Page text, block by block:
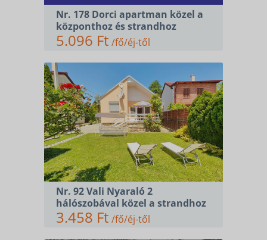
Nr. 178 Dorci apartman közel a
központhoz és strandhoz
5.096 Ft /fő/éj-től
Nr. 92 Vali Nyaraló 2
hálószobával közel a strandhoz
3.458 Ft /fő/éj-től